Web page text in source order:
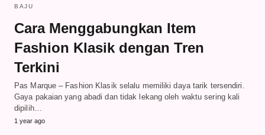
BAJU
Cara Menggabungkan Item
Fashion Klasik dengan Tren
Terkini
Pas Marque – Fashion Klasik selalu memiliki daya tarik tersendiri.
Gaya pakaian yang abadi dan tidak lekang oleh waktu sering kali
dipilih…
1 year ago